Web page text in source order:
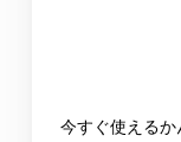
今すぐ使える